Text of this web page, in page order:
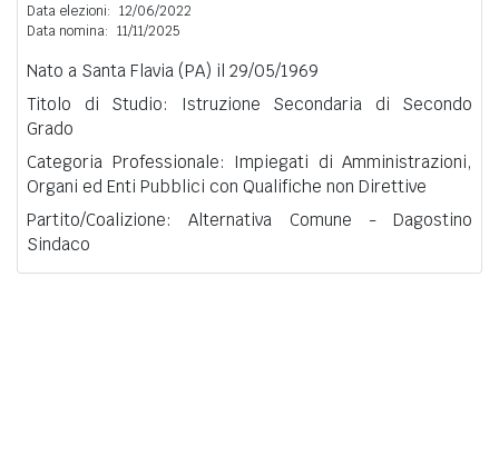
Data elezioni: 12/06/2022
Data nomina: 11/11/2025
Nato a Santa Flavia (PA) il 29/05/1969
Titolo di Studio: Istruzione Secondaria di Secondo
Grado
Categoria Professionale: Impiegati di Amministrazioni,
Organi ed Enti Pubblici con Qualifiche non Direttive
Partito/Coalizione: Alternativa Comune - Dagostino
Sindaco